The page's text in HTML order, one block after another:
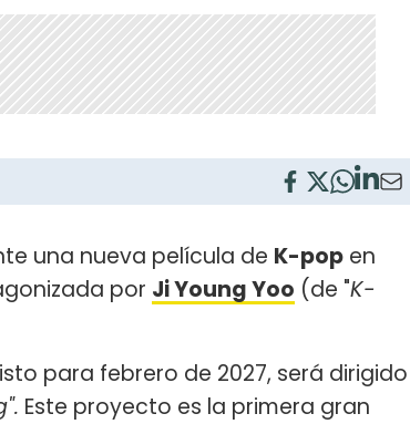
una nueva película de K-pop en
por Ji Young Yoo (de "K-
para febrero de 2027, será dirigido
Este proyecto es la primera gran